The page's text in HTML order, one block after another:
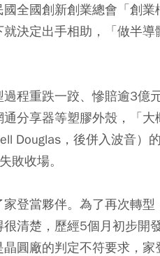
全國創新創業總會「創
決定出手相助，「做半
程重跌一跤、慘賠逾3億
分享器等塑膠外殼，「
Douglas，後併入波音）
敗收場。
登當夥伴。為了再次轉
清楚，歷經5個月初步開
圓廠的判定不符要求，家